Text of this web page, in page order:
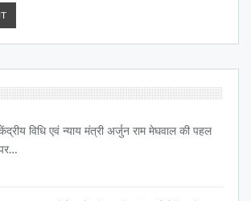
विधि एवं न्याय मंत्री अर्जुन राम मेघवाल की पहल